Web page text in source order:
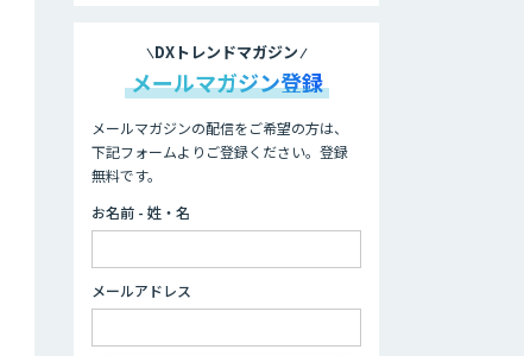
DXトレンドマガジン
メールマガジン登録
メールマガジンの配信をご希望の方は、
下記フォームよりご登録ください。登録
無料です。
お名前 - 姓・名
メールアドレス